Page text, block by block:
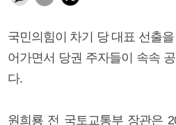
국민의힘이 차기 당 대표 선출
어가면서 당권 주자들이 속속
다.
원희룡 전 국토교통부 장관은